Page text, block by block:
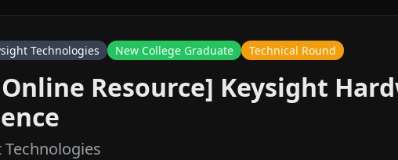
Technologies New College Graduate Technical Round
Resource] Keysight
Technologies